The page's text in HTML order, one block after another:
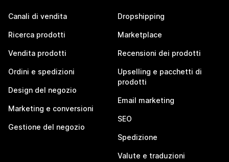
Canali di vendita
Ricerca prodotti
Vendita prodotti
Ordini e spedizioni
Design del negozio
Marketing e conversioni
Gestione del negozio
Dropshipping
Marketplace
Recensioni dei prodotti
Upselling e pacchetti di
prodotti
Email marketing
SEO
Spedizione
Valute e traduzioni